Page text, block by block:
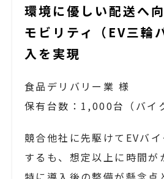
環境に優しい配送へ
モビリティ（EV三輪
入を実現
食品デリバリー業 様
保有台数：1,000台（バイ
競合他社に先駆けてEVバ
するも、想定以上に時間が